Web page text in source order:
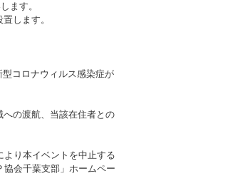
ます。
します。
コロナウィルス感染症が
の渡航、当該在住者との
り本イベントを中止する
会千葉支部」ホームペー